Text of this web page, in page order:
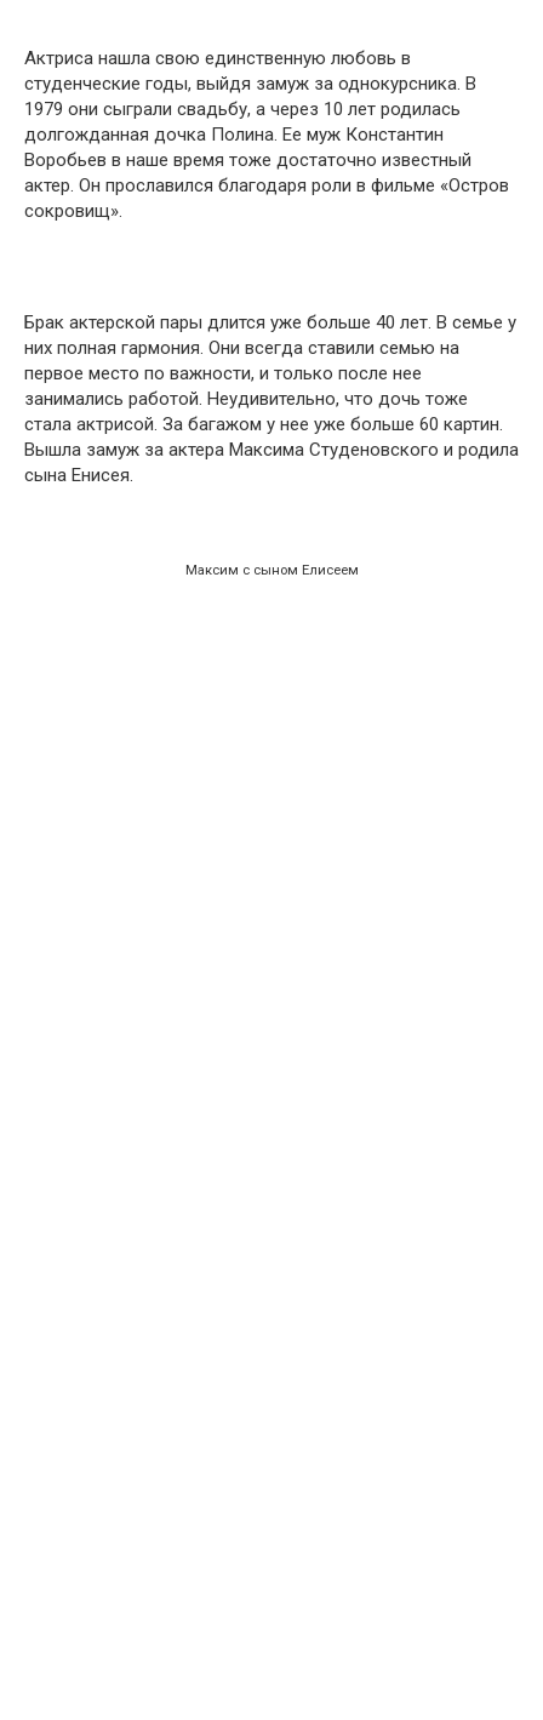
Актриса нашла свою единственную любовь в
студенческие годы, выйдя замуж за однокурсника. В
1979 они сыграли свадьбу, а через 10 лет родилась
долгожданная дочка Полина. Ее муж Константин
Воробьев в наше время тоже достаточно известный
актер. Он прославился благодаря роли в фильме «Остров
сокровищ».
Брак актерской пары длится уже больше 40 лет. В семье у
них полная гармония. Они всегда ставили семью на
первое место по важности, и только после нее
занимались работой. Неудивительно, что дочь тоже
стала актрисой. За багажом у нее уже больше 60 картин.
Вышла замуж за актера Максима Студеновского и родила
сына Енисея.
Максим с сыном Елисеем